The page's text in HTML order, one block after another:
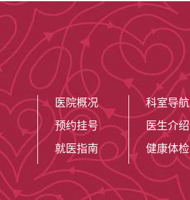
医院概况
预约挂号
就医指南
科室导航
医生介绍
健康体检